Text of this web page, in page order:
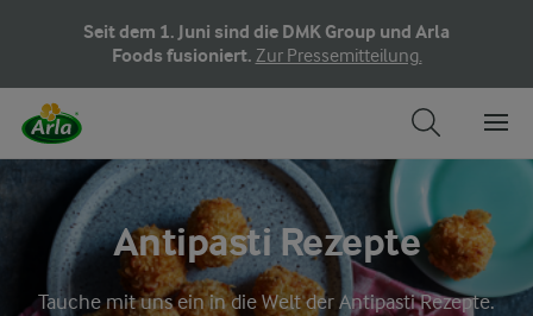
Seit dem 1. Juni sind die DMK Group und Arla
Foods fusioniert. Zur Pressemitteilung.
Antipasti Rezepte
Tauche mit uns ein in die Welt der Antipasti Rezepte.